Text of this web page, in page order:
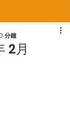
2月
分鐘